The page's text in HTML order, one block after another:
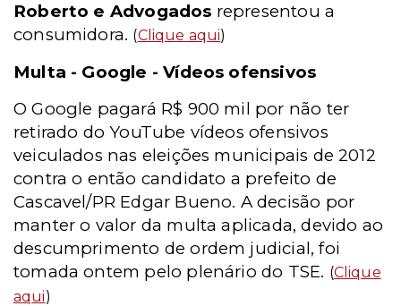
Roberto e Advogados representou a
consumidora. (Clique aqui)
Multa - Google - Vídeos ofensivos
O Google pagará R$ 900 mil por não ter
retirado do YouTube vídeos ofensivos
veiculados nas eleições municipais de 2012
contra o então candidato a prefeito de
Cascavel/PR Edgar Bueno. A decisão por
manter o valor da multa aplicada, devido ao
descumprimento de ordem judicial, foi
tomada ontem pelo plenário do TSE. (Clique
aqui)